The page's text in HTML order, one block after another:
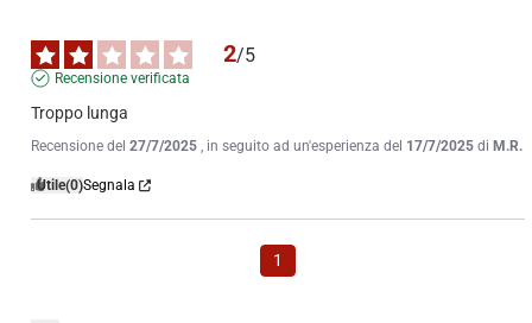
2/5
Recensione verificata
Troppo lunga
Recensione del 27/7/2025 , in seguito ad un'esperienza del 17/7/2025 di M.R.
Utile(0)Segnala
1